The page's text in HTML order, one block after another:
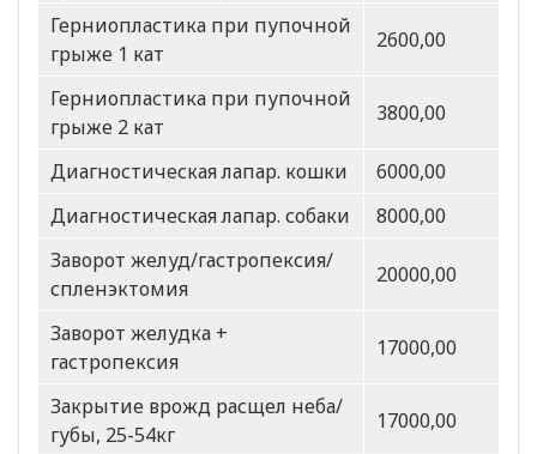
Герниопластика при пупочной
грыже 1 кат
2600,00
Герниопластика при пупочной
грыже 2 кат
3800,00
Диагностическая лапар. кошки
6000,00
Диагностическая лапар. собаки
8000,00
Заворот желуд/гастропексия/
спленэктомия
20000,00
Заворот желудка +
гастропексия
17000,00
Закрытие врожд расщел неба/
губы, 25-54кг
17000,00